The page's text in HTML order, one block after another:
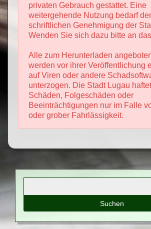
privaten Gebrauch gestattet. Eine
weitergehende Nutzung bedarf der
schriftlichen Genehmigung der
Wenden Sie sich dazu bitte an
Alle zum Herunterladen
werden vor ihrer Veröffentlichung
auf Viren oder andere
unterzogen. Die Stadt Lugau
Schäden, Folgeschäden oder
Beeinträchtigungen nur im Falle
oder grober Fahrlässigkeit.